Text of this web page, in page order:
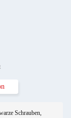
Schrauben,